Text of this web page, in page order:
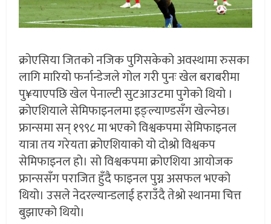
क्रोएसिया जितको नजिक पुगिसकेको अवस्थामा रुसका
लागि मारियो फर्नान्डेजले गोल गरी पुनः खेल बराबरीमा
पु¥याएपछि खेल पेनाल्टी सुटआउटमा पुगेको थियो ।
क्रोएशियाले सेमिफाइनलमा इङ्ल्याण्डसँग खेल्नेछ।
फ्रान्समा सन् १९९८ मा भएको विश्वकपमा सेमिफाइनल
यात्रा तय गरेयता क्रोएशियाको यो दोश्रो विश्वकप
सेमिफाइनल हो। सो विश्वकपमा क्रोएशिया आयोजक
फ्रान्ससँग पराजित हुँदै फाइनल पुग्न असफल भएको
थियो। उसले नेदरल्यान्डलाई हराउँदै तेश्रो स्थानमा चित्त
बुझाएको थियो।